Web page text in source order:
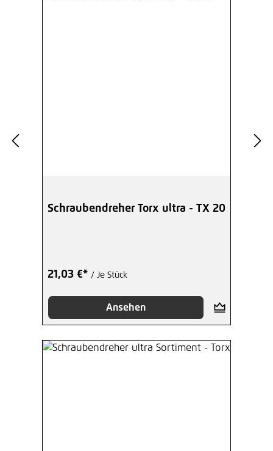
Schraubendreher Torx ultra - TX 20
21,03 €* / Je Stück
Ansehen